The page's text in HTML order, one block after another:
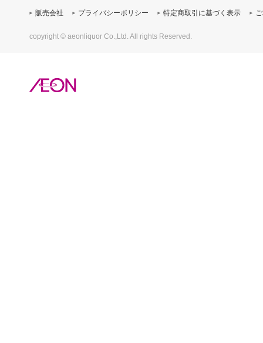
販売会社 プライバシーポリシー 特定商取引に基づく表示
copyright © aeonliquor Co.,Ltd. All rights Reserved.